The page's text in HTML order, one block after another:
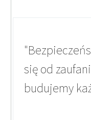
się od
budujemy